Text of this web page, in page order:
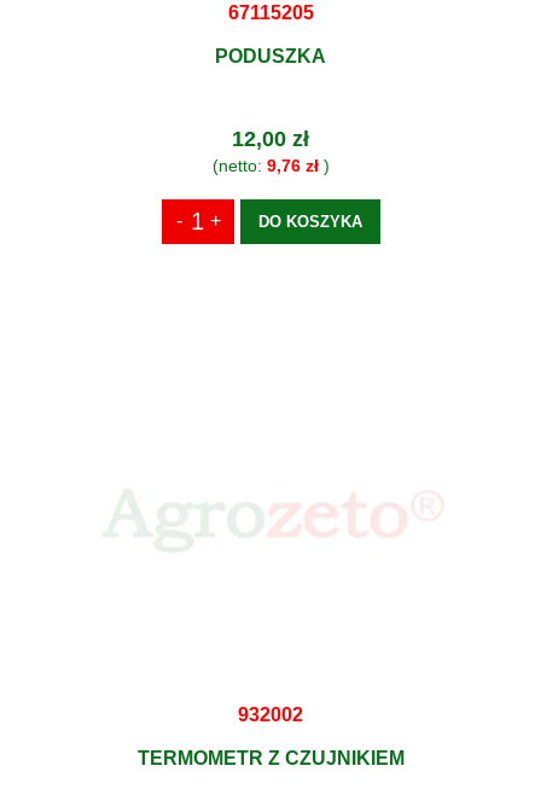
67115205
PODUSZKA
12,00 zł
(netto: 9,76 zł)
DO KOSZYKA
932002
TERMOMETR Z CZUJNIKIEM